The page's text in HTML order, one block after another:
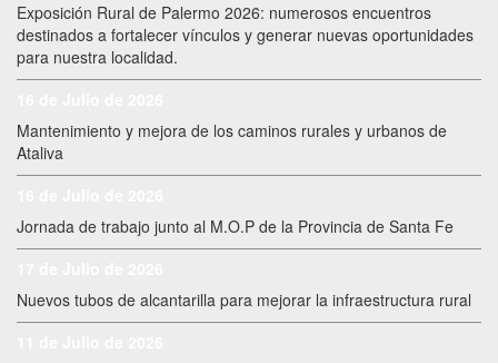
Exposición Rural de Palermo 2026: numerosos encuentros
destinados a fortalecer vínculos y generar nuevas oportunidades
para nuestra localidad.
Mantenimiento y mejora de los caminos rurales y urbanos de
Ataliva
Jornada de trabajo junto al M.O.P de la Provincia de Santa Fe
Nuevos tubos de alcantarilla para mejorar la infraestructura rural